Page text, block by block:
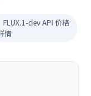
FLUX.1-dev API 价格
情